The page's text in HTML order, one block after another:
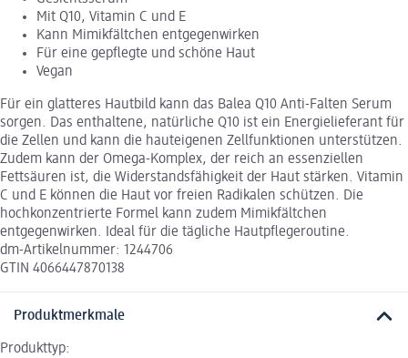
Mit Q10, Vitamin C und E
Kann Mimikfältchen entgegenwirken
Für eine gepflegte und schöne Haut
Vegan
Für ein glatteres Hautbild kann das Balea Q10 Anti-Falten Serum
sorgen. Das enthaltene, natürliche Q10 ist ein Energielieferant für
die Zellen und kann die hauteigenen Zellfunktionen unterstützen.
Zudem kann der Omega-Komplex, der reich an essenziellen
Fettsäuren ist, die Widerstandsfähigkeit der Haut stärken. Vitamin
C und E können die Haut vor freien Radikalen schützen. Die
hochkonzentrierte Formel kann zudem Mimikfältchen
entgegenwirken. Ideal für die tägliche Hautpflegeroutine.
dm-Artikelnummer: 1244706
GTIN 4066447870138
Produktmerkmale
Produkttyp: